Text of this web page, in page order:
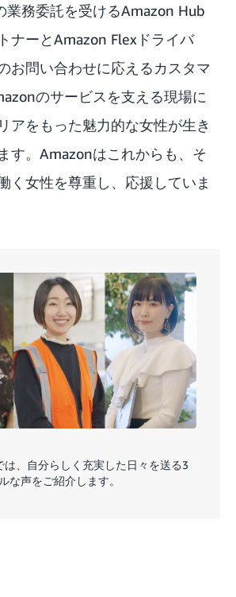
業務委託を受けるAmazon Hub
ナーとAmazon Flexドライバ
お問い合わせに応えるカスタマ
のサービスを支える現場に
アをもった魅力的な女性が生き
す。Amazonはこれからも、そ
く女性を尊重し、応援していま
は、自分らしく充実した日々を送る3
な声をご紹介します。